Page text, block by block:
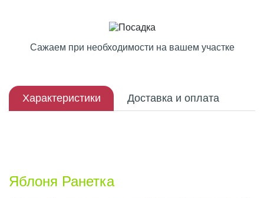
Сажаем при необходимости на вашем участке
Характеристики Доставка и оплата
Яблоня Ранетка